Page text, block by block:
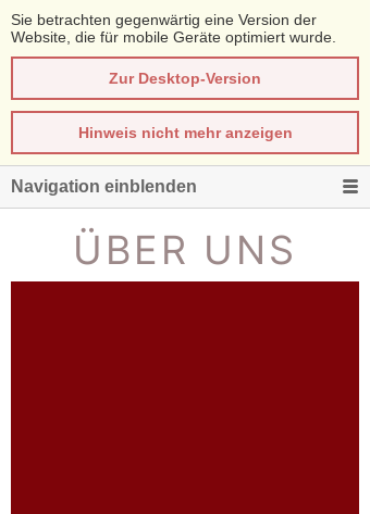
Sie betrachten gegenwärtig eine Version der
Website, die für mobile Geräte optimiert wurde.
Zur Desktop-Version
Hinweis nicht mehr anzeigen
Navigation einblenden
ÜBER UNS